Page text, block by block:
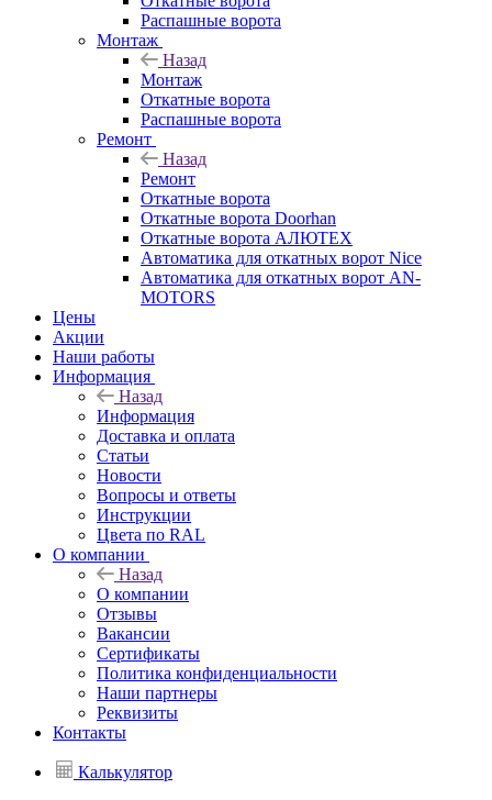
Распашные ворота
Монтаж
Назад
Монтаж
Откатные ворота
Распашные ворота
Ремонт
Назад
Ремонт
Откатные ворота
Откатные ворота Doorhan
Откатные ворота АЛЮТЕХ
Автоматика для откатных ворот Nice
Автоматика для откатных ворот AN-
MOTORS
Цены
Акции
Наши работы
Информация
Назад
Информация
Доставка и оплата
Статьи
Новости
Вопросы и ответы
Инструкции
Цвета по RAL
О компании
Назад
О компании
Отзывы
Вакансии
Сертификаты
Политика конфиденциальности
Наши партнеры
Реквизиты
Контакты
Калькулятор